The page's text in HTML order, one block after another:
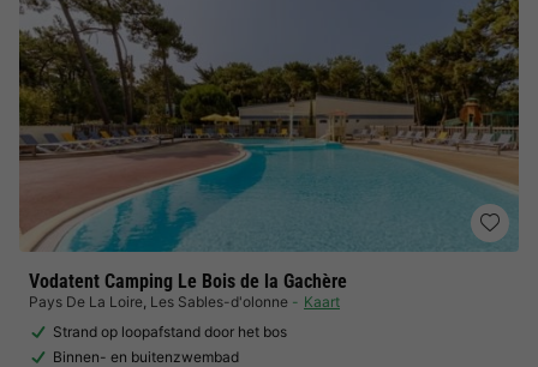
Vodatent Camping Le Bois de la Gachère
Pays De La Loire, Les Sables-d'olonne
Kaart
Strand op loopafstand door het bos
Binnen- en buitenzwembad